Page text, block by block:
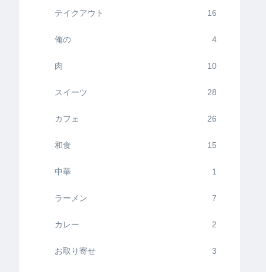
テイクアウト 16
俺の 4
肉 10
スイーツ 28
カフェ 26
和食 15
中華 1
ラーメン 7
カレー 2
お取り寄せ 3